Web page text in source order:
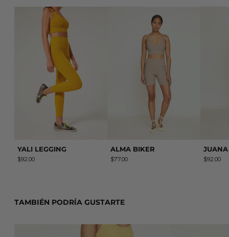
YALI LEGGING
YALI LEGGING
$92.00
ALMA BIKER
$77.00
JUANA
$92.00
TAMBIÉN PODRÍA GUSTARTE
MARINA LEGGING